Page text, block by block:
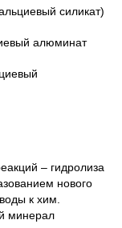
силикат)
алюминат
– гидролиза
нового
к хим.
минерал